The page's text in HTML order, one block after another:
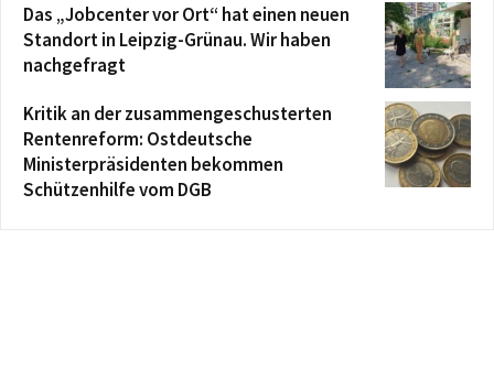
Das „Jobcenter vor Ort“ hat einen neuen
Standort in Leipzig-Grünau. Wir haben
nachgefragt
Kritik an der zusammengeschusterten
Rentenreform: Ostdeutsche
Ministerpräsidenten bekommen
Schützenhilfe vom DGB